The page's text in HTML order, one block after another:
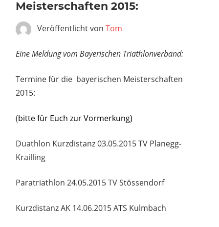
Meisterschaften 2015:
Veröffentlicht von Tom
Eine Meldung vom Bayerischen Triathlonverband:
Termine für die bayerischen Meisterschaften
2015:
(bitte für Euch zur Vormerkung)
Duathlon Kurzdistanz 03.05.2015 TV Planegg-
Krailling
Paratriathlon 24.05.2015 TV Stössendorf
Kurzdistanz AK 14.06.2015 ATS Kulmbach